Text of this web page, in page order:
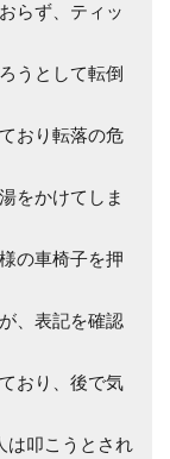
らず、ティッ
うとして転倒
おり転落の危
をかけてしま
の車椅子を押
、表記を確認
おり、後で気
は叩こうとされ